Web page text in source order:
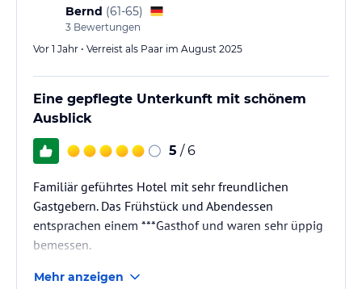
Hinweis:
Allgemeine und unverbindliche
Hoteliers-/Veranstalter-/Kataloginformationen. Alle Angaben
ohne Gewähr und ohne Prüfung durch HolidayCheck. Bitte
lies vor der Buchung die verbindlichen
Angebotsdetails
jeweiligen Veranstalters.
Bernd (61-65)
3 Bewertungen
Vor 1 Jahr • Verreist als Paar im August 2025
Eine gepflegte Unterkunft mit schönem
Ausblick
5 / 6
Familiär geführtes Hotel mit sehr freundlichen
Gastgebern. Das Frühstück und Abendessen
entsprachen einem ***Gasthof und waren sehr üppig
bemessen.
Mehr anzeigen